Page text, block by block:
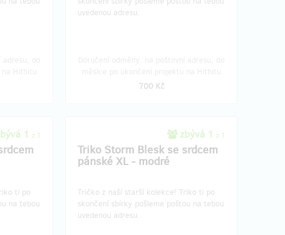
uvedenou adresu.
700 Kč
1 z 1
ti po
na tebou
zbývá 1 z 1
Triko Storm Blesk se srdcem
pánské XL - modré
​​​Tričko z naší starší kolekce!​ Triko ti po
skončení sbírky pošleme poštou na tebou
uvedenou adresu.